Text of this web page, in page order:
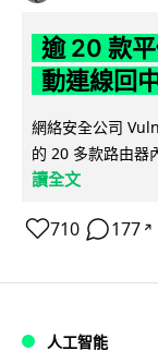
逾 20 款
動連線回
網絡安全公司
的 20 多款路由器
讀全文
710 177 ↗
人工智能